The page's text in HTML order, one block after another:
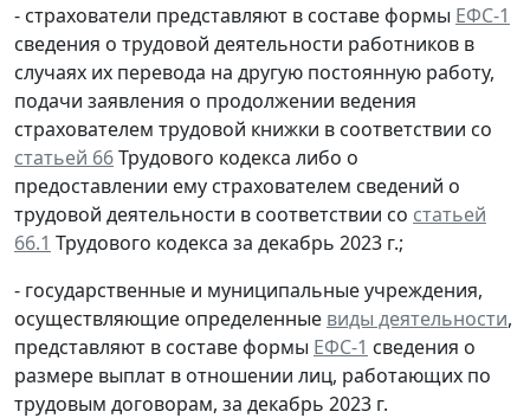
- страхователи представляют в составе формы ЕФС-1
сведения о трудовой деятельности работников в
случаях их перевода на другую постоянную работу,
подачи заявления о продолжении ведения
страхователем трудовой книжки в соответствии со
статьей 66Трудового кодекса либо о
предоставлении ему страхователем сведений о
трудовой деятельности в соответствии со статьей
66.1 Трудового кодекса за декабрь 2023 г.;
- государственные и муниципальные учреждения,
осуществляющие определенные виды деятельности,
представляют в составе формы ЕФС-1 сведения о
размере выплат в отношении лиц, работающих по
трудовым договорам, за декабрь 2023 г.